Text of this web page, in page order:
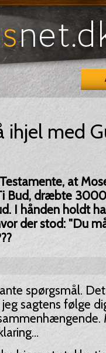
ihjel med
at
Bud, dræbte
I hånden holdt
der stod: "Du
spørgsmål.
sagtens følge